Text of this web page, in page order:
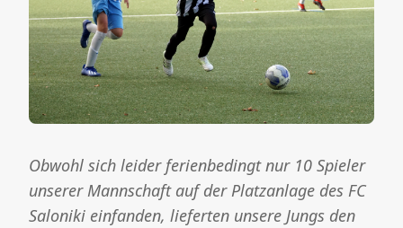
Obwohl sich leider ferienbedingt nur 10 Spieler
unserer Mannschaft auf der Platzanlage des FC
Saloniki einfanden, lieferten unsere Jungs den